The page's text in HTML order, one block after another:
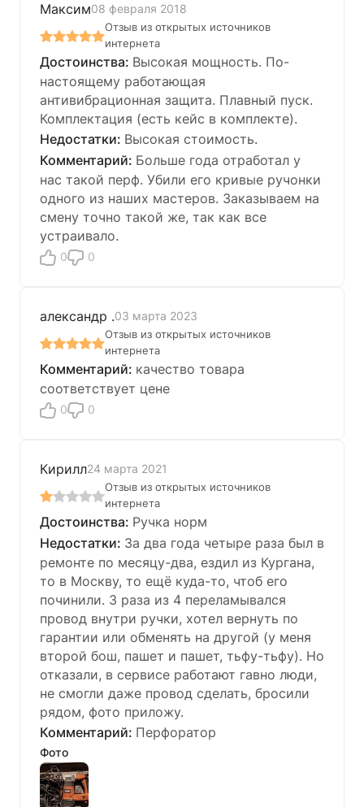
Максим08 февраля 2018
Отзыв из открытых источников
интернета
Высокая мощность. По-
настоящему работающая
антивибрационная защита. Плавный пуск.
Комплектация (есть кейс в комплекте).
Высокая стоимость.
Больше года отработал у
нас такой перф. Убили его кривые ручонки
одного из наших мастеров. Заказываем на
смену точно такой же, так как все
устраивало.
0 0
александр .03 марта 2023
Отзыв из открытых источников
интернета
качество товара
соответствует цене
0 0
Кирилл24 марта 2021
Отзыв из открытых источников
интернета
Ручка норм
За два года четыре раза был в
ремонте по месяцу-два, ездил из Кургана,
то в Москву, то ещё куда-то, чтоб его
починили. 3 раза из 4 переламывался
провод внутри ручки, хотел вернуть по
гарантии или обменять на другой (у меня
второй бош, пашет и пашет, тьфу-тьфу). Но
отказали, в сервисе работают гавно люди,
не смогли даже провод сделать, бросили
рядом, фото приложу.
Перфоратор
Фото